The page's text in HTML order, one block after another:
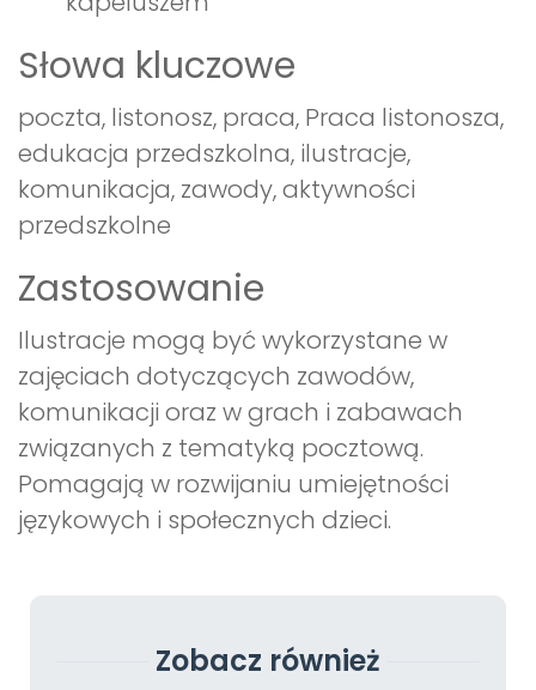
Słowa kluczowe
poczta, listonosz, praca, Praca listonosza,
edukacja przedszkolna, ilustracje,
komunikacja, zawody, aktywności
przedszkolne
Zastosowanie
Ilustracje mogą być wykorzystane w
zajęciach dotyczących zawodów,
komunikacji oraz w grach i zabawach
związanych z tematyką pocztową.
Pomagają w rozwijaniu umiejętności
językowych i społecznych dzieci.
Zobacz również